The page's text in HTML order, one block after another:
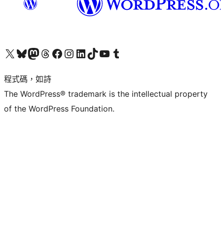
查看我們的 X (之前的 Twitter) 帳號造訪我們的 Bluesky 帳號造訪我們的 Mastodon 帳號造訪我們的 Threads 帳號 造訪我們的 Facebook 粉絲專頁Visit our Instagram account
Visit our LinkedIn account
造訪我們的 TikTok 帳號Visit our YouTube channel
造訪我們的 Tumblr 帳號
程式碼，如詩
The WordPress® trademark is the intellectual property
of the WordPress Foundation.